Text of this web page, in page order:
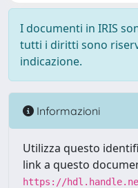
I documenti in IRIS
tutti i diritti sono
indicazione.
Informazioni
Utilizza questo
link a questo
https://